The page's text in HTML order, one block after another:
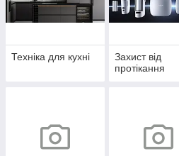
Техніка для кухні
Захист від
протікання